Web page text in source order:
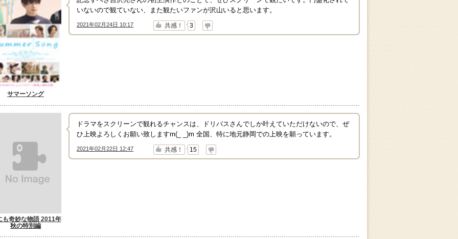
サマーソング
いないので観ていない、また観たいファンが沢山いると思います。
2021年02月24日 10:17
↑ 共感！ 3
↓
も奇妙な物語 2011年
秋の特別編
ドラマをスクリーンで観れるチャンスは、ドリパスさんでしか叶えていただけないので、ぜ
ひ上映よろしくお願い致しますm(_ _)m 全国、特に地元静岡での上映を願っています。
2021年02月22日 12:47
↑ 共感！ 15
↓